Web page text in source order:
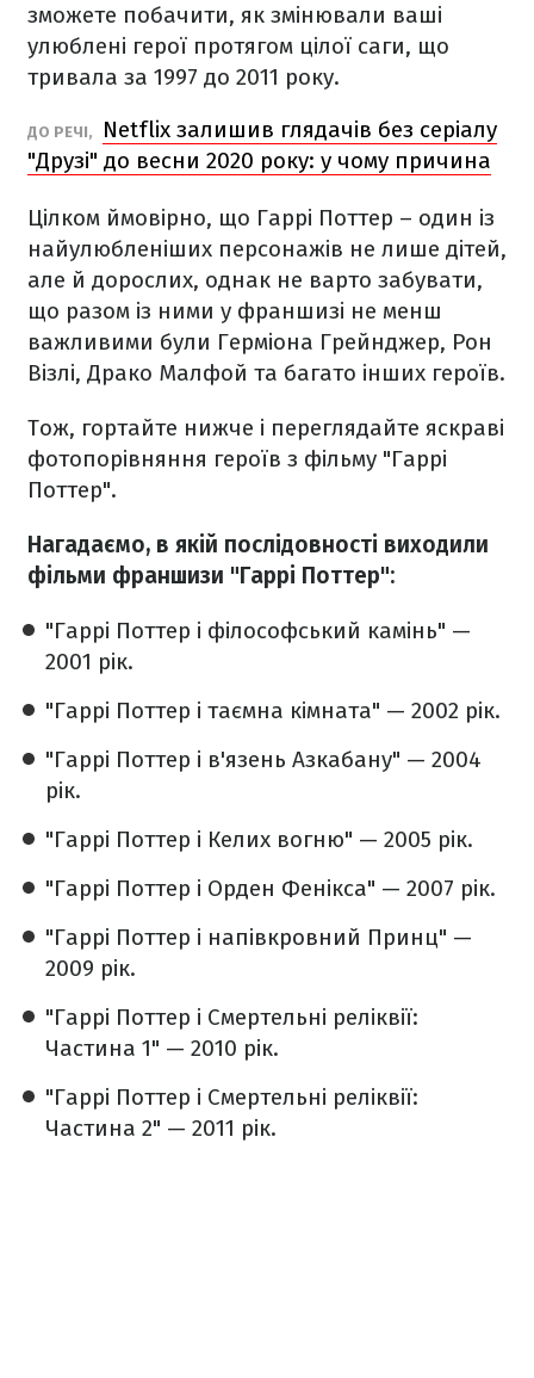
зможете побачити, як змінювали ваші
улюблені герої протягом цілої саги, що
тривала за 1997 до 2011 року.
ДО РЕЧІ,
Netflix залишив глядачів без серіалу
"Друзі" до весни 2020 року: у чому причина
Цілком ймовірно, що Гаррі Поттер – один із
найулюбленіших персонажів не лише дітей,
але й дорослих, однак не варто забувати,
що разом із ними у франшизі не менш
важливими були Герміона Грейнджер, Рон
Візлі, Драко Малфой та багато інших героїв.
Тож, гортайте нижче і переглядайте яскраві
фотопорівняння героїв з фільму "Гаррі
Поттер".
Нагадаємо, в якій послідовності виходили
фільми франшизи "Гаррі Поттер":
"Гаррі Поттер і філософський камінь" —
2001 рік.
"Гаррі Поттер і таємна кімната" — 2002 рік.
"Гаррі Поттер і в'язень Азкабану" — 2004
рік.
"Гаррі Поттер і Келих вогню" — 2005 рік.
"Гаррі Поттер і Орден Фенікса" — 2007 рік.
"Гаррі Поттер і напівкровний Принц" —
2009 рік.
"Гаррі Поттер і Смертельні реліквії:
Частина 1" — 2010 рік.
"Гаррі Поттер і Смертельні реліквії:
Частина 2" — 2011 рік.